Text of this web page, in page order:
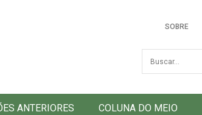
SOBRE
Busca
ANTERIORES COLUNA DO MEIO